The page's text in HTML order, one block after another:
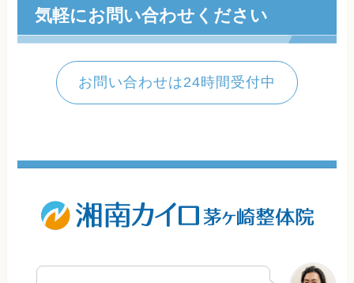
気軽にお問い合わせください
お問い合わせは24時間受付中